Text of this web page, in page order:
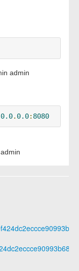
admin
0.0. 0.0: 8080